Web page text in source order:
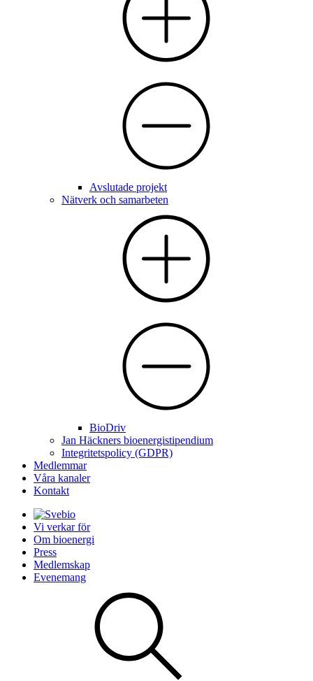
Avslutade projekt
Nätverk och samarbeten
BioDriv
Jan Häckners bioenergistipendium
Integritetspolicy (GDPR)
Medlemmar
Våra kanaler
Kontakt
Vi verkar för
Om bioenergi
Press
Medlemskap
Evenemang